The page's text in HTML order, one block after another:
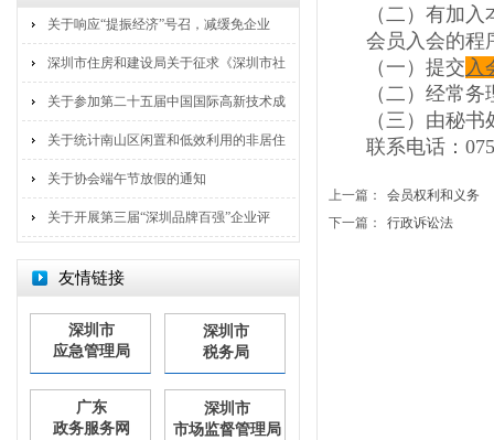
广东
政务服务网
深圳市
市场监督管理局
关于响应“提振经济”号召，减缓免企业
深圳市住房和建设局关于征求《深圳市社
关于参加第二十五届中国国际高新技术成
关于统计南山区闲置和低效利用的非居住
关于协会端午节放假的通知
关于开展第三届“深圳品牌百强”企业评
友情链接
深圳市
税务局
深圳市
应急管理局
（二）有加入
会员入会的程
（一）提交入
（二）经常务
（三）由秘书
联系电话：
上一篇：
会员权利和义务
下一篇：
行政诉讼法